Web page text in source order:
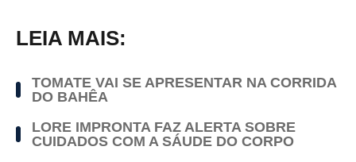
LEIA MAIS:
TOMATE VAI SE APRESENTAR NA CORRIDA
DO BAHÊA
LORE IMPRONTA FAZ ALERTA SOBRE
CUIDADOS COM A SÁUDE DO CORPO